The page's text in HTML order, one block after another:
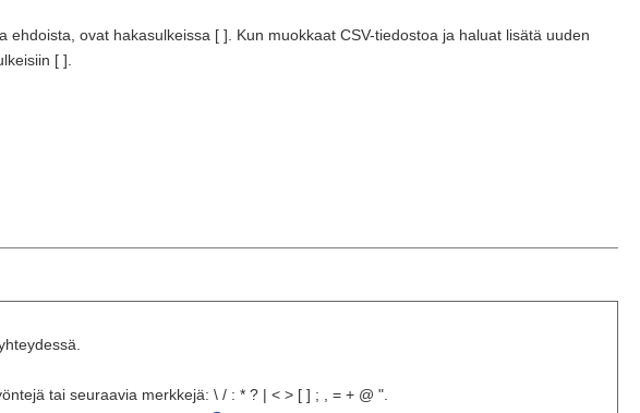
ovat hakasulkeissa [ ]. Kun muokkaat CSV-tiedostoa ja haluat lisätä uuden
[ ].
tai seuraavia merkkejä: \ / : * ? | < > [ ] ; , = + @ ".